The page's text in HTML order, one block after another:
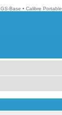
GS-Base • Calibre Portable